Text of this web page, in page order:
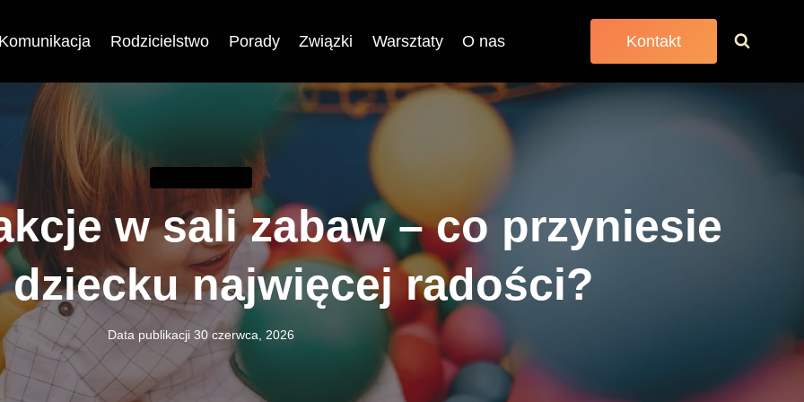
Komunikacja Rodzicielstwo Porady Związki Warsztaty O nas Kontakt
w sali zabaw – co przyniesie
dziecku najwięcej radości?
Data publikacji 30 czerwca, 2026